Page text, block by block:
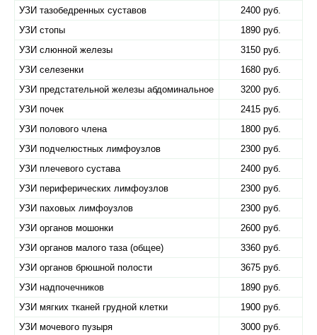
УЗИ тазобедренных суставов
2400 руб.
УЗИ стопы
1890 руб.
УЗИ слюнной железы
3150 руб.
УЗИ селезенки
1680 руб.
УЗИ предстательной железы абдоминальное
3200 руб.
УЗИ почек
2415 руб.
УЗИ полового члена
1800 руб.
УЗИ подчелюстных лимфоузлов
2300 руб.
УЗИ плечевого сустава
2400 руб.
УЗИ периферических лимфоузлов
2300 руб.
УЗИ паховых лимфоузлов
2300 руб.
УЗИ органов мошонки
2600 руб.
УЗИ органов малого таза (общее)
3360 руб.
УЗИ органов брюшной полости
3675 руб.
УЗИ надпочечников
1890 руб.
УЗИ мягких тканей грудной клетки
1900 руб.
УЗИ мочевого пузыря
3000 руб.